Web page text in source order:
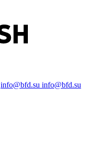
info@bfd.su info@bfd.su